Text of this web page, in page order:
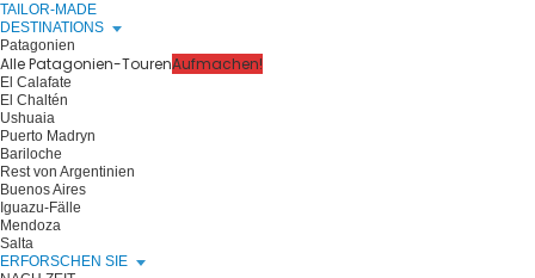
TAILOR-MADE
DESTINATIONS
Patagonien
Alle Patagonien-TourenAufmachen!
El Calafate
El Chaltén
Ushuaia
Puerto Madryn
Bariloche
Rest von Argentinien
Buenos Aires
Iguazu-Fälle
Mendoza
Salta
ERFORSCHEN SIE